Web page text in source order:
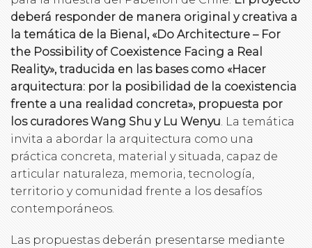
deberá responder de manera original y creativa a
la temática de la Bienal, «Do Architecture – For
the Possibility of Coexistence Facing a Real
Reality», traducida en las bases como «Hacer
arquitectura: por la posibilidad de la coexistencia
frente a una realidad concreta», propuesta por
los curadores Wang Shu y Lu Wenyu. La temática
invita a abordar la arquitectura como una
práctica concreta, material y situada, capaz de
articular naturaleza, memoria, tecnología,
territorio y comunidad frente a los desafíos
contemporáneos.
Las propuestas deberán presentarse mediante